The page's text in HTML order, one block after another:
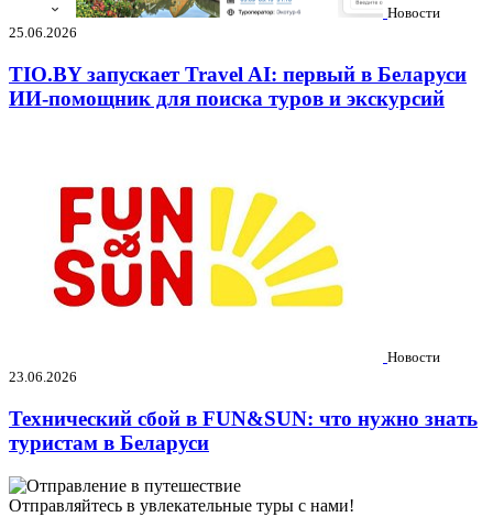
Новости
25.06.2026
TIO.BY запускает Travel AI: первый в Беларуси
ИИ-помощник для поиска туров и экскурсий
Новости
23.06.2026
Технический сбой в FUN&SUN: что нужно знать
туристам в Беларуси
Отправляйтесь в увлекательные туры с нами!